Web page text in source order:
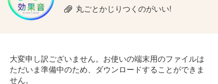
丸ごとかじりつくのがいい!
大変申し訳ございません。お使いの端末用のファイルは
ただいま準備中のため、ダウンロードすることができま
せん。